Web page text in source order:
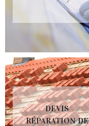
DEVIS
RÉPARATION DE